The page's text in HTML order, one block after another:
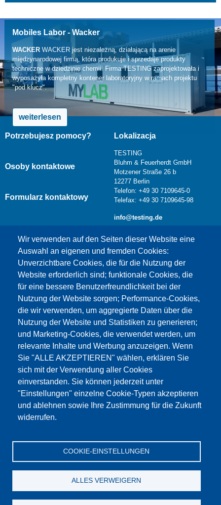
Mobiles Labor - Wacker
WACKERWACKER jest niezależną, działającą na arenie
międzynarodowej firmą, która produkuje i sprzedaje produkty
techniczne w dziedzinie chemii. Firma TESTING zaprojektowała i
wyposażyła kompletny kontener laboratoryjny w ramach projektu
"pod klucz".
weiterlesen
Wir verwenden auf den Seiten dieser Website eine
Auswahl an eigenen und fremden Cookies:
Unverzichtbare Cookies, die für die Nutzung der
Website erforderlich sind; funktionale Cookies, die
für eine bessere Benutzerfreundlichkeit bei der
Nutzung der Website sorgen; Performance-Cookies,
die wir verwenden, um aggregierte Daten über die
Nutzung der Website und Statistiken zu generieren;
und Marketing-Cookies, die verwendet werden, um
relevante Inhalte und Werbung anzuzeigen. Wenn
Sie "ALLE AKZEPTIEREN" wählen, erklären Sie
sich mit der Verwendung aller Cookies
einverstanden. Sie können jederzeit unter
"Einstellungen" einzelne Cookie-Typen akzeptieren
und ablehnen sowie Ihre Zustimmung für die Zukunft
widerrufen.
COOKIE-EINSTELLUNGEN
ALLES VERWEIGERN
Potrzebujesz pomocy?
Osoby kontaktowe
Formularz kontaktowy
Lokalizacja
TESTING
Bluhm & Feuerherdt GmbH
Motzener Straße 26 b
12277 Berlin
Telefon: +49 30 7109645-0
Telefax: +49 30 7109645-98
info@testing.de
Dieser Inhalt ist blockiert, da die Google Maps
Cookies nicht akzeptiert wurden.
NUR DIE GOOGLE MAPS COOKIES
AKZEPTIEREN.
Alle Cookies akzeptieren